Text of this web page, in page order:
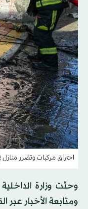
احتراق مركبات وتضرر منازل
وحثت وزارة
ومتابعة الأخبار عبر